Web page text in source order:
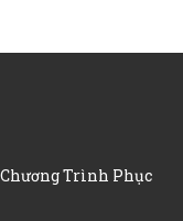
Trình Phục